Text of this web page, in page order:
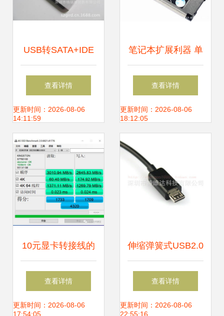
USB转SATA+IDE
易驱转接线 格瑞斯
的匠心之作，数据
连接的桥梁
查看详情
更新时间：2026-08-06
14:11:59
笔记本扩展利器 单
口USB3.0转
Express Card转接
查看详情
更新时间：2026-08-06
18:12:05
10元显卡转接线的
性能损失 真相揭秘
与实测分析
查看详情
更新时间：2026-08-06
17:54:05
伸缩弹簧式USB2.0
转mini USB转接线
车载、MP3/MP4数
查看详情
更新时间：2026-08-06
22:55:16